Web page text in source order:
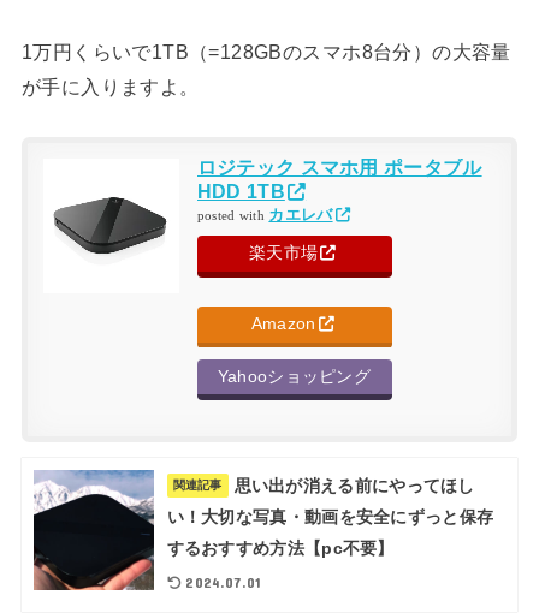
1万円くらいで1TB（=128GBのスマホ8台分）の大容量
が手に入りますよ。
ロジテック スマホ用 ポータブル
HDD 1TB
posted with カエレバ
楽天市場
Amazon
Yahooショッピング
関連記事
思い出が消える前にやってほし
い！大切な写真・動画を安全にずっと保存
するおすすめ方法【pc不要】
2024.07.01